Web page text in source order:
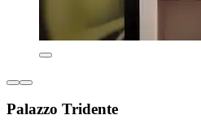
Palazzo Tridente